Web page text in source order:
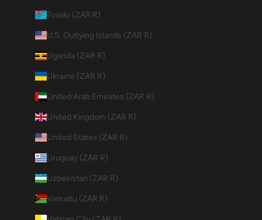
Tuvalu (ZAR R)
U.S. Outlying Islands (ZAR R)
Uganda (ZAR R)
Ukraine (ZAR R)
United Arab Emirates (ZAR R)
United Kingdom (ZAR R)
United States (ZAR R)
Uruguay (ZAR R)
Uzbekistan (ZAR R)
Vanuatu (ZAR R)